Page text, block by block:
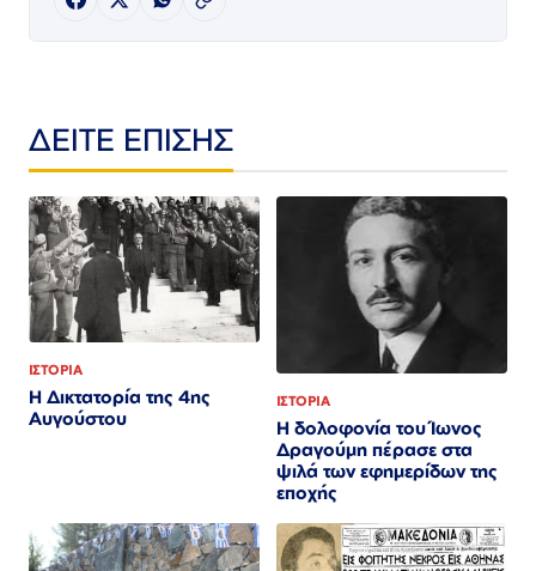
ΔΕΙΤΕ ΕΠΙΣΗΣ
ΙΣΤΟΡΙΑ
Η Δικτατορία της 4ης
Αυγούστου
ΙΣΤΟΡΙΑ
Η δολοφονία του Ίωνος
Δραγούμη πέρασε στα
ψιλά των εφημερίδων της
εποχής